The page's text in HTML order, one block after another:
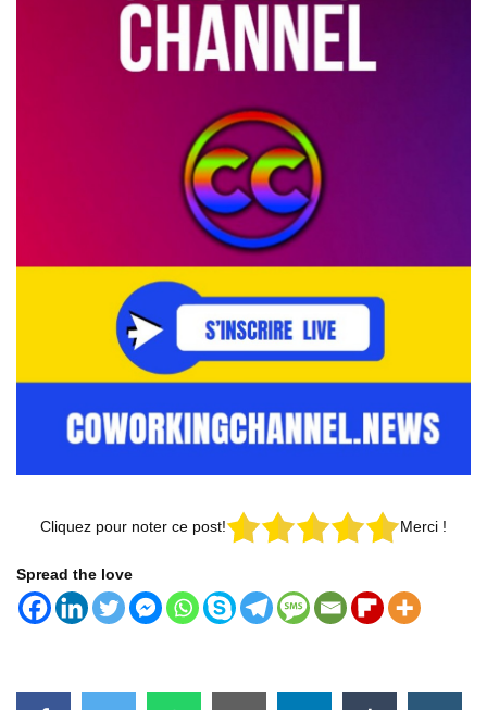
Cliquez pour noter ce post! Merci !
Spread the love